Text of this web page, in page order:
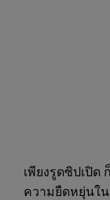
เพียงรูดซิปเปิด
ความยืดหยุ่นใ